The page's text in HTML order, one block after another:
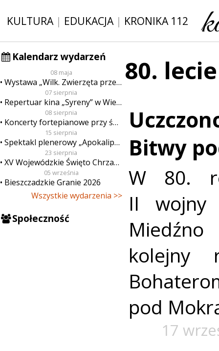
KULTURA| EDUKACJA| KRONIKA 112
Kalendarz wydarzeń
08 maja
Wystawa „Wilk. Zwierzęta przeklęte”
07 sierpnia
Repertuar kina „Syreny” w Wieluniu w dn. od 7 do 13 sierpnia
08 sierpnia
Koncerty fortepianowe przy świecach
15 sierpnia
Spektakl plenerowy „Apokalipsa”
23 sierpnia
XV Wojewódzkie Święto Chrzanu
05 września
Bieszczadzkie Granie 2026
Wszystkie wydarzenia >>
Społeczność
80. lecie
Bitwy
W 80.
II wojny
kolejny
pod
17